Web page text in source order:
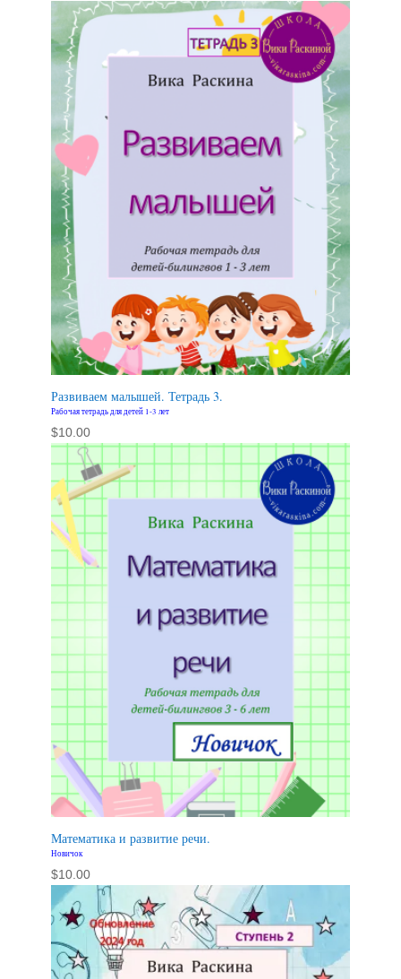
Развиваем малышей. Тетрадь 3.
Рабочая тетрадь для детей 1-3 лет
$10.00
Математика и развитие речи.
Новичок
$10.00